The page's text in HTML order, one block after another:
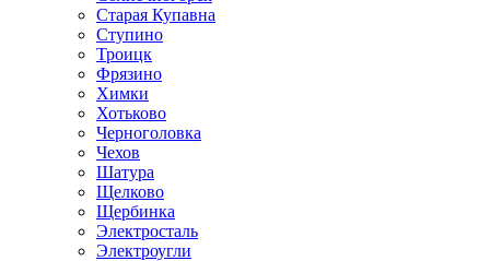
Старая Купавна
Ступино
Троицк
Фрязино
Химки
Хотьково
Черноголовка
Чехов
Шатура
Щелково
Щербинка
Электросталь
Электроугли